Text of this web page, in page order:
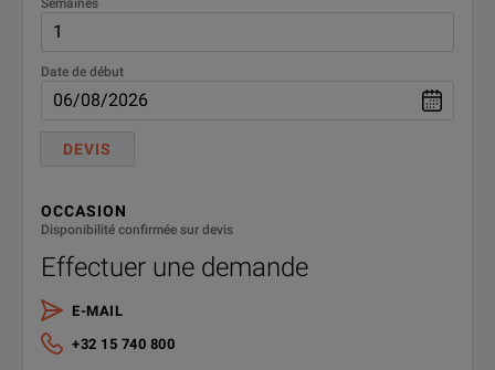
3MW
Semaines
Date de début
DEVIS
OCCASION
Disponibilité confirmée sur devis
Effectuer une demande
E-MAIL
+32 15 740 800